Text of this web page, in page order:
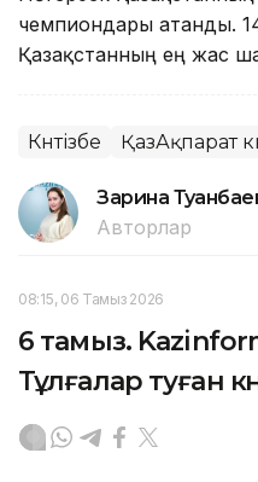
чемпиондары атанды.
Қазақстанның ең жас
Күнтізбе ҚазАқпарат
Зарина
Авторлар
08:15, 06 Тамыз 2026
6 тамыз. Kazinform
Тұлғалар туған